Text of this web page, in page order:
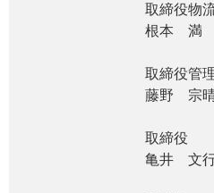
取締役物
根本 満
取締役管
藤野 宗
取締役
亀井 文